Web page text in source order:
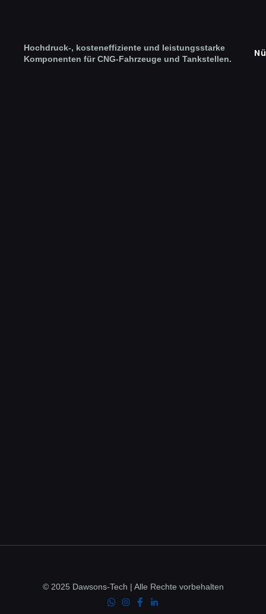
Hochdruck-, kosteneffiziente und leistungsstarke
Komponenten für CNG-Fahrzeuge und Tankstellen.
© 2025 Dawsons-Tech | Alle Rechte vorbehalten